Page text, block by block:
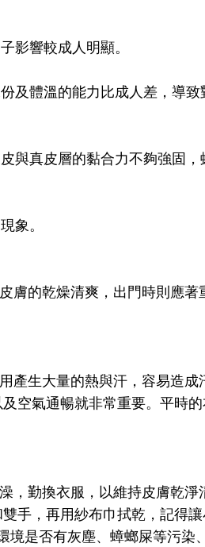
影響較成人明顯。
及體溫的能力比成人差，導致
與真皮層的黏合力不夠強固，
象。
膚的乾燥清爽，出門時則應著
產生大量的熱與汗，容易造成
空氣通暢就非常重要。平時
，勤換衣服，以維持皮膚乾淨
手，再用紗布巾拭乾，記得
境是否有灰塵、蟑螂屎等污染